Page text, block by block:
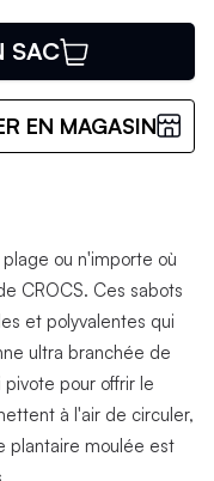
SAC
EN MAGASIN
ou n'importe où
CROCS. Ces sabots
et polyvalentes qui
ultra branchée de
pour offrir le
à l'air de circuler,
plantaire moulée est